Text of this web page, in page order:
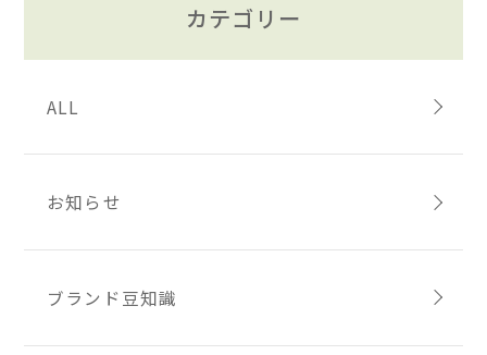
カテゴリー
ALL
お知らせ
ブランド豆知識